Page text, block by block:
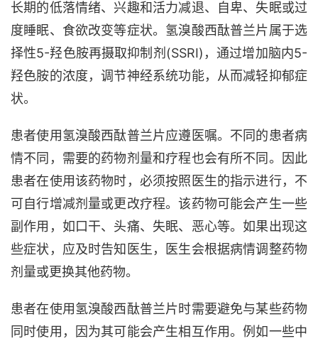
长期的低落情绪、兴趣和活力减退、自卑、失眠或过
度睡眠、食欲改变等症状。氢溴酸西酞普兰片属于选
择性5-羟色胺再摄取抑制剂(SSRI)，通过增加脑内5-
羟色胺的浓度，调节神经系统功能，从而减轻抑郁症
状。
患者使用氢溴酸西酞普兰片应遵医嘱。不同的患者病
情不同，需要的药物剂量和疗程也会有所不同。因此
患者在使用该药物时，必须按照医生的指示进行，不
可自行增减剂量或更改疗程。该药物可能会产生一些
副作用，如口干、头痛、失眠、恶心等。如果出现这
些症状，应及时告知医生，医生会根据病情调整药物
剂量或更换其他药物。
患者在使用氢溴酸西酞普兰片时需要避免与某些药物
同时使用，因为其可能会产生相互作用。例如一些中